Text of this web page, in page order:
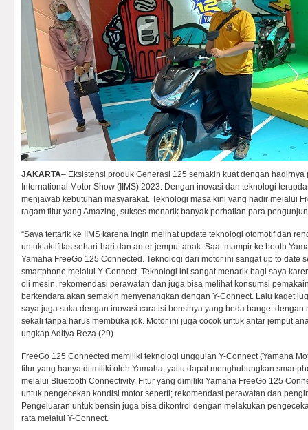
JAKARTA– Eksistensi produk Generasi 125 semakin kuat dengan
International Motor Show (IIMS) 2023. Dengan inovasi dan teknologi
menjawab kebutuhan masyarakat. Teknologi masa kini yang hadir melalui
ragam fitur yang Amazing, sukses menarik banyak perhatian para
“Saya tertarik ke IIMS karena ingin melihat update teknologi otomotif dan
untuk aktifitas sehari-hari dan anter jemput anak. Saat mampir ke booth
Yamaha FreeGo 125 Connected. Teknologi dari motor ini sangat up to date
smartphone melalui Y-Connect. Teknologi ini sangat menarik bagi saya
oli mesin, rekomendasi perawatan dan juga bisa melihat konsumsi
berkendara akan semakin menyenangkan dengan Y-Connect. Lalu kaget
saya juga suka dengan inovasi cara isi bensinya yang beda banget dengan
sekali tanpa harus membuka jok. Motor ini juga cocok untuk antar jemput
ungkap Aditya Reza (29).
FreeGo 125 Connected memiliki teknologi unggulan Y-Connect (Yamaha
fitur yang hanya di miliki oleh Yamaha, yaitu dapat menghubungkan
melalui Bluetooth Connectivity. Fitur yang dimiliki Yamaha FreeGo 125
untuk pengecekan kondisi motor seperti; rekomendasi perawatan dan
Pengeluaran untuk bensin juga bisa dikontrol dengan melakukan
rata melalui Y-Connect.